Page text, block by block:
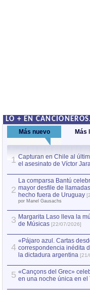
LO + EN
Más nuevo Más
1 Capturan en Chile al
el asesinato de Víctor
2
La comparsa Bantú
mayor desfile de
hecho fuera de Uruguay
por Manel Gausachs
3 Margarita Laso lleva la
de Músicas [22/07/2026]
4
«Pájaro azul. Cartas
correspondencia inédita
la dictadura argentina [21/
5 «Cançons del Grec»
en una noche única en el